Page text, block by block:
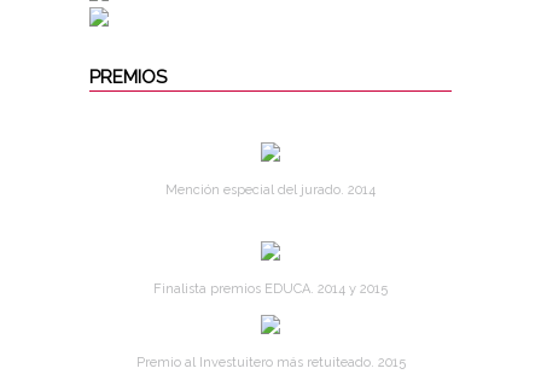
PREMIOS
Mención especial del jurado. 2014
Finalista premios EDUCA. 2014 y 2015
Premio al Investuitero más retuiteado. 2015